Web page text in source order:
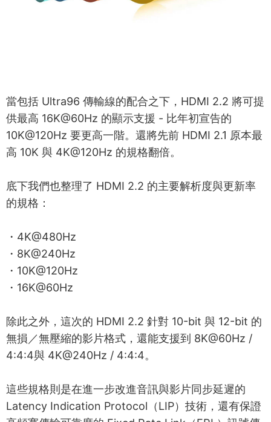
當包括 Ultra96 傳輸線的配合之下，HDMI 2.2 將可提
供最高 16K@60Hz 的顯示支援 - 比年初宣告的
10K@120Hz 要更高一階。還將先前 HDMI 2.1 原本最
高 10K 與 4K@120Hz 的規格翻倍。
底下我們也整理了 HDMI 2.2 的主要解析度與更新率
的規格：
・4K@480Hz
・8K@240Hz
・10K@120Hz
・16K@60Hz
除此之外，這次的 HDMI 2.2 針對 10-bit 與 12-bit 的
無損／無壓縮的影片格式，還能支援到 8K@60Hz /
4:4:4與 4K@240Hz / 4:4:4。
這些規格則是在進一步改進音訊與影片同步延遲的
Latency Indication Protocol（LIP）技術，還有保證